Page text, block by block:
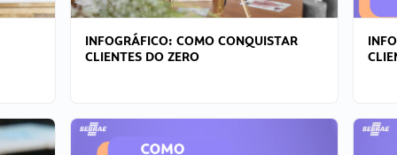
INFOGRÁFICO: COMO CONQUISTAR
CLIENTES DO ZERO